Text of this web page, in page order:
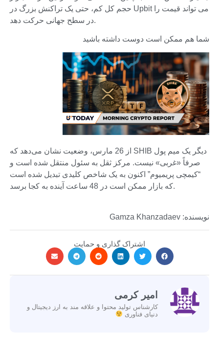
حجم کل کم، حتی یک تراکنش بزرگ در Upbit می تواند قیمت را
در سطح جهانی حرکت دهد.
شما هم ممکن است دوست داشته باشید
از 26 مارس، وضعیت نشان می‌دهد که SHIB دیگر یک میم پول
صرفاً «غربی» نیست. مرکز ثقل به سئول منتقل شده است و
“کیمچی پریمیوم” اکنون به یک شاخص کلیدی تبدیل شده است
که بازار ممکن است در 48 ساعت آینده به کجا برسد.
نویسنده: Gamza Khanzadaev
اشتراک گذاری و حمایت
امیر کرمی
کارشناس تولید محتوا و علاقه مند به ارز دیجیتال و
دنیای فناوری